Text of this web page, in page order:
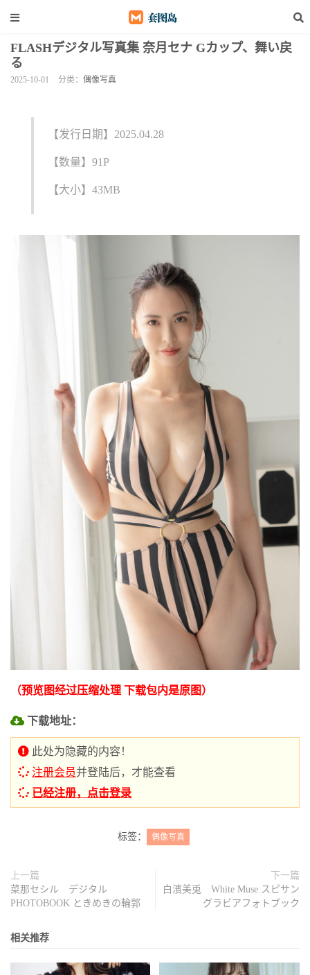
FLASHデジタル写真集 奈月セナ Gカップ、舞い戻
る
2025-10-01 分类： 偶像写真
【发行日期】2025.04.28
【数量】91P
【大小】43MB
（预览图经过压缩处理 下载包内是原图）
下载地址：
此处为隐藏的内容！
注册会员并登陆后，才能查看
已经注册，点击登录
标签： 偶像写真
上一篇
菜那セシル デジタル
PHOTOBOOK ときめきの輪郭
下一篇
白濱美兎 White Muse スピサン
グラビアフォトブック
相关推荐